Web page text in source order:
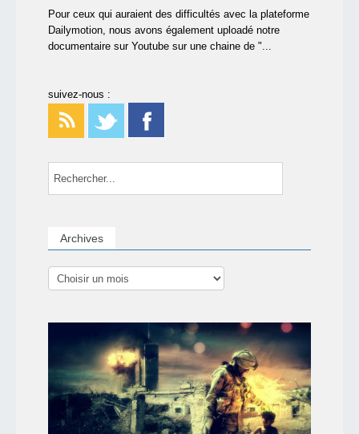
Pour ceux qui auraient des difficultés avec la plateforme
Dailymotion, nous avons également uploadé notre
documentaire sur Youtube sur une chaine de "...
suivez-nous :
Archives